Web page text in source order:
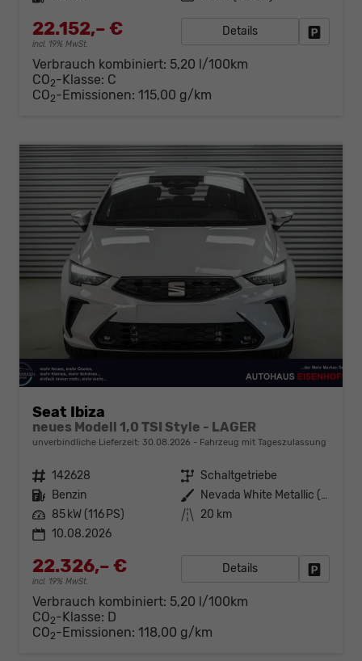
22.152,– €
incl. 19% MwSt.
Details
Verbrauch kombiniert: 5,20 l/100km
CO2-Klasse: C
CO2-Emissionen: 115,00 g/km
Seat Ibiza
neues Modell 1,0 TSI Style - LAGER
unverbindliche Lieferzeit: 30.08.2026 Fahrzeug mit Tageszulassung
Fahrzeugnr. 142628 Getriebe Schaltgetriebe
Kraftstoff Benzin Außenfarbe
Nevada White Metallic (2Y)
Leistung 85 kW (116 PS) Kilometerstand 20 km
10.08.2026
22.326,– €
incl. 19% MwSt.
Details
Verbrauch kombiniert: 5,20 l/100km
CO2-Klasse: D
CO2-Emissionen: 118,00 g/km